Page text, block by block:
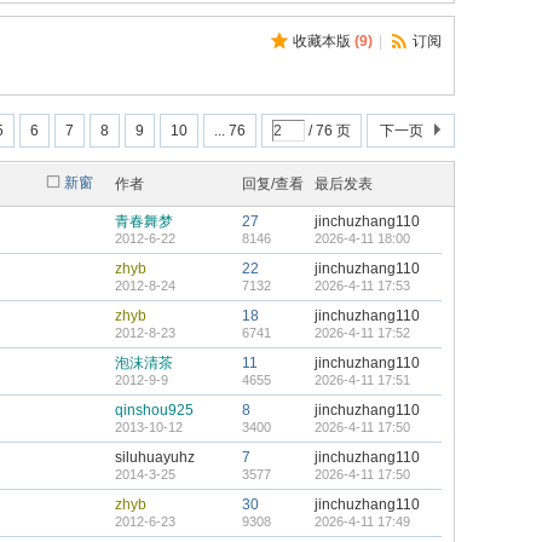
收藏本版 (9) 订阅
6 7 8 9 10 ... 76 / 76 页 下一页
新窗 作者 回复/查看 最后发表
青春舞梦
2012-6-22
27
8146
jinchuzhang110
2026-4-11 18:00
zhyb
2012-8-24
22
7132
jinchuzhang110
2026-4-11 17:53
zhyb
2012-8-23
18
6741
jinchuzhang110
2026-4-11 17:52
泡沫清茶
2012-9-9
11
4655
jinchuzhang110
2026-4-11 17:51
qinshou925
2013-10-12
8
3400
jinchuzhang110
2026-4-11 17:50
siluhuayuhz
2014-3-25
7
3577
jinchuzhang110
2026-4-11 17:50
zhyb
2012-6-23
30
9308
jinchuzhang110
2026-4-11 17:49